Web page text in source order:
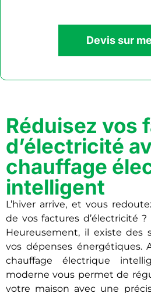
Devis sur
Réduisez vos
d’électricité
chauffage
intelligent
L’hiver arrive, et vous
de vos factures d’électricité ?
Heureusement, il existe des
vos dépenses énergétiques.
chauffage électrique
moderne vous permet de
votre maison avec une